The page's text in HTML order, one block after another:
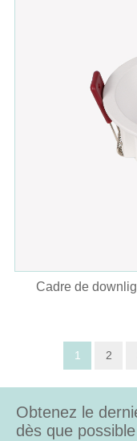
Cadre de
1 2
Obtenez le
dès que